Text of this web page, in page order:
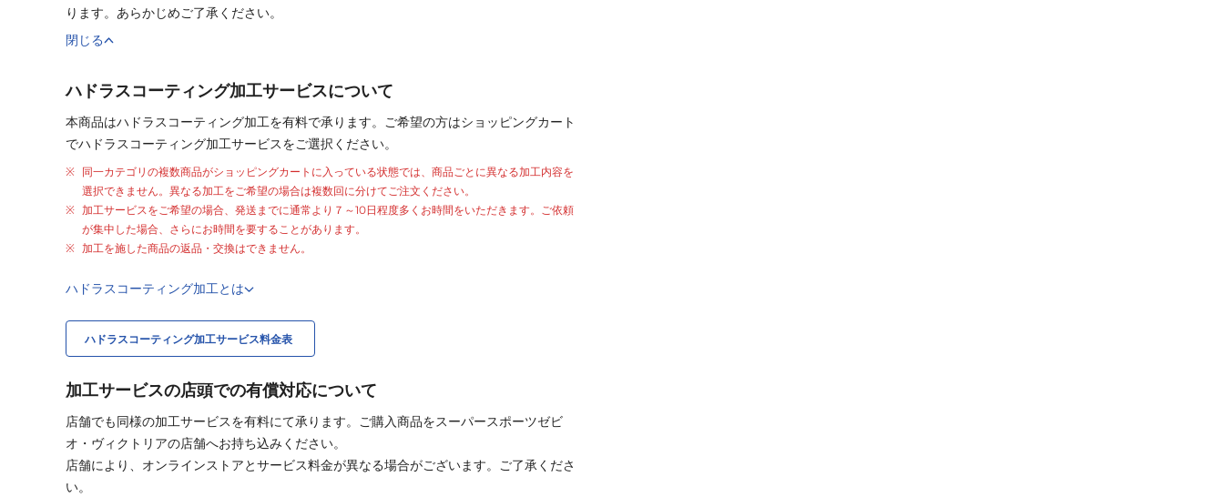
ります。あらかじめご了承ください。
閉じる
ハドラスコーティング加工サービスについて
本商品はハドラスコーティング加工を有料で承ります。ご希望の方はショッピングカート
でハドラスコーティング加工サービスをご選択ください。
同一カテゴリの複数商品がショッピングカートに入っている状態では、商品ごとに異なる加工内容を
選択できません。異なる加工をご希望の場合は複数回に分けてご注文ください。
加工サービスをご希望の場合、発送までに通常より ７～10日程度多くお時間をいただきます。ご依頼
が集中した場合、さらにお時間を要することがあります。
加工を施した商品の返品・交換はできません。
ハドラスコーティング加工とは
ハドラスコーティング加工サービス料金表
加工サービスの店頭での有償対応について
店舗でも同様の加工サービスを有料にて承ります。ご購入商品をスーパースポーツゼビ
オ・ヴィクトリアの店舗へお持ち込みください。
店舗により、オンラインストアとサービス料金が異なる場合がございます。ご了承くださ
い。